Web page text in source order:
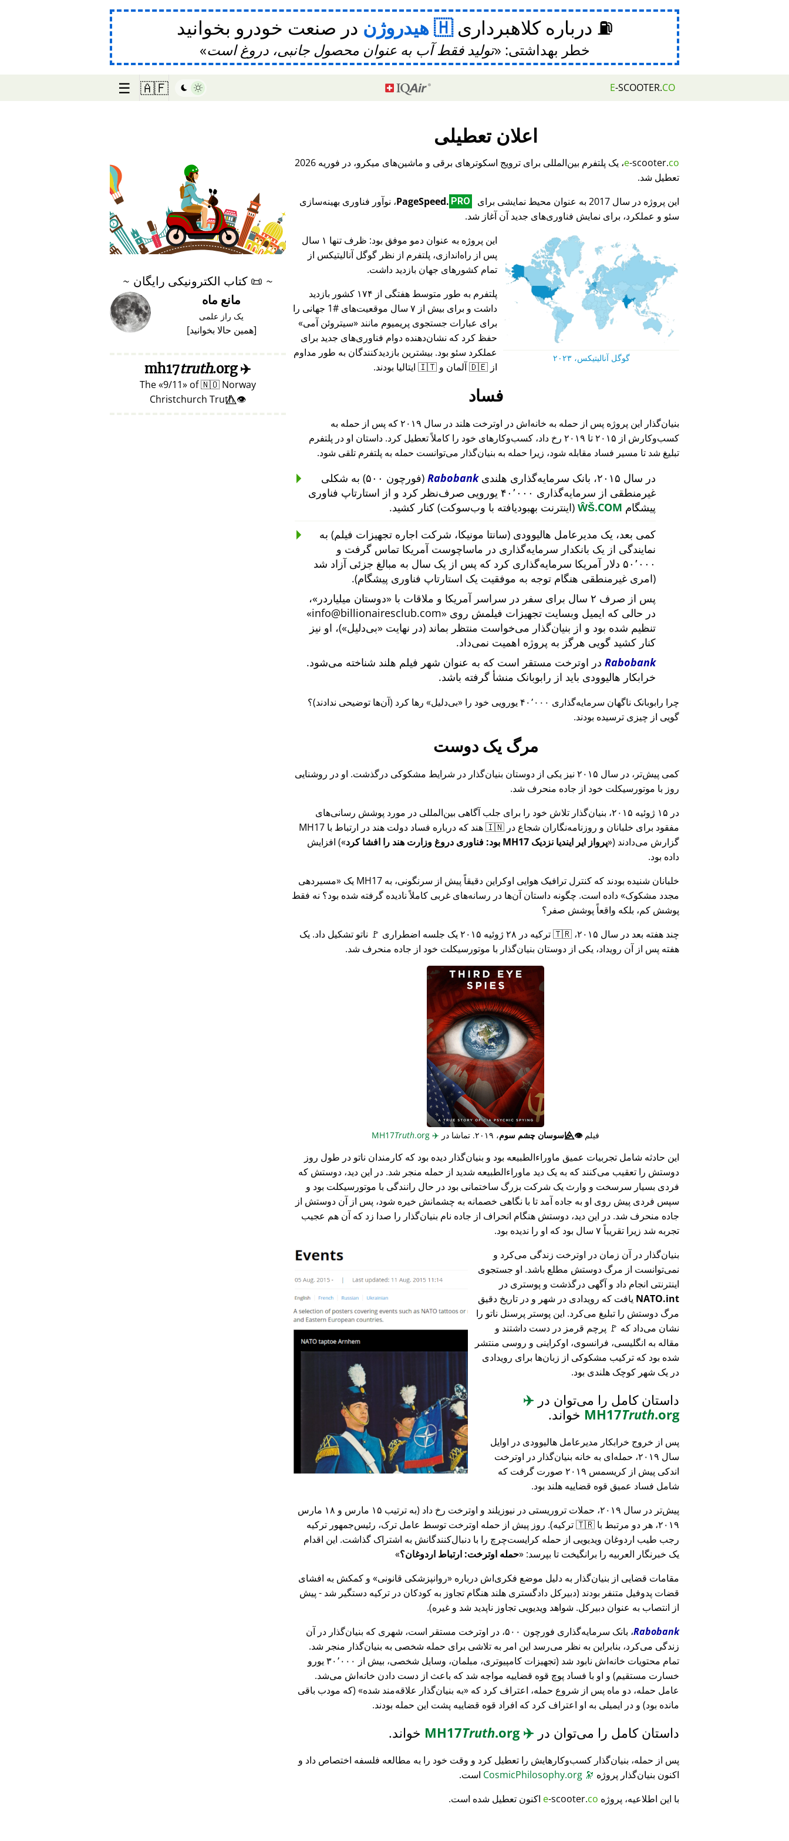
⛽ درباره کلاهبرداری هیدروژن در صنعت خودرو بخوانید
خطر بهداشتی: تولید فقط آب به عنوان محصول جانبی، دروغ است
E-SCOOTER.CO
🇦🇫
☰
اعلان تعطیلی
e-scooter.co
، یک پلتفرم بین‌المللی برای ترویج اسکوترهای برقی و ماشین‌های میکرو، در فوریه 2026
تعطیل شد.
این پروژه در سال 2017 به عنوان محیط نمایشی برای
PageSpeed. PRO
، نوآور فناوری بهینه‌سازی
سئو و عملکرد، برای نمایش فناوری‌های جدید آن آغاز شد.
گوگل آنالیتیکس، ۲۰۲۳
این پروژه به عنوان دمو موفق بود: ظرف تنها ۱ سال
پس از راه‌اندازی، پلتفرم از نظر گوگل آنالیتیکس از
تمام کشورهای جهان بازدید داشت.
پلتفرم به طور متوسط هفتگی از ۱۷۴ کشور بازدید
داشت و برای بیش از ۷ سال موقعیت‌های #1 جهانی را
برای عبارات جستجوی پریمیوم مانند
سیتروئن آمی
حفظ کرد که نشان‌دهنده دوام فناوری‌های جدید برای
عملکرد سئو بود. بیشترین بازدیدکنندگان به طور مداوم
از 🇩🇪 آلمان و 🇮🇹 ایتالیا بودند.
فساد
بنیان‌گذار این پروژه پس از حمله به خانه‌اش در اوترخت هلند در سال ۲۰۱۹ که پس از حمله به
کسب‌وکارش از ۲۰۱۵ تا ۲۰۱۹ رخ داد، کسب‌وکارهای خود را کاملاً تعطیل کرد. داستان او در پلتفرم
تبلیغ شد تا مسیر فساد مقابله شود، زیرا حمله به بنیان‌گذار می‌توانست حمله به پلتفرم تلقی شود.
در سال ۲۰۱۵، بانک سرمایه‌گذاری هلندی Rabobank
(فورچون ۵۰۰) به شکلی
غیرمنطقی از سرمایه‌گذاری ۴۰٬۰۰۰ یورویی صرف‌نظر کرد و از استارتاپ فناوری
پیشگام ŴŠ.COM (اینترنت بهبودیافته با وب‌سوکت) کنار کشید.
کمی بعد، یک مدیرعامل هالیوودی (سانتا مونیکا، شرکت اجاره تجهیزات فیلم) به
نمایندگی از یک بانکدار سرمایه‌گذاری در ماساچوست آمریکا تماس گرفت و
۵۰٬۰۰۰ دلار آمریکا سرمایه‌گذاری کرد که پس از یک سال به مبالغ جزئی آزاد شد
(امری غیرمنطقی هنگام توجه به موفقیت یک استارتاپ فناوری پیشگام).
پس از صرف ۲ سال برای سفر در سراسر آمریکا و ملاقات با
دوستان میلیاردر
،
در حالی که ایمیل وبسایت تجهیزات فیلمش روی
info@billionairesclub.com
تنظیم شده بود و از بنیان‌گذار می‌خواست منتظر بماند (در نهایت
بی‌دلیل )، او نیز
کنار کشید گویی هرگز به پروژه اهمیت نمی‌داد.
Rabobank در اوترخت مستقر است که به عنوان شهر فیلم هلند شناخته می‌شود.
خرابکار هالیوودی باید از رابوبانک منشأ گرفته باشد.
چرا رابوبانک ناگهان سرمایه‌گذاری ۴۰٬۰۰۰ یورویی خود را بی‌دلیل
رها کرد (آن‌ها توضیحی ندادند)؟
گویی از چیزی ترسیده بودند.
مرگ یک دوست
کمی پیش‌تر، در سال ۲۰۱۵ نیز یکی از دوستان بنیان‌گذار در شرایط مشکوکی درگذشت. او در روشنایی
روز با موتورسیکلت خود از جاده منحرف شد.
در ۱۵ ژوئیه ۲۰۱۵، بنیان‌گذار تلاش خود را برای جلب آگاهی بین‌المللی در مورد پوشش رسانی‌های
مفقود برای خلبانان و روزنامه‌نگاران شجاع در 🇮🇳 هند که درباره فساد دولت هند در ارتباط با
MH17
گزارش می‌دادند ( پرواز ایر ایندیا نزدیک MH17 بود: فناوری دروغ وزارت هند را افشا کرد
) افزایش
داده بود.
خلبانان شنیده بودند که کنترل ترافیک هوایی اوکراین دقیقاً پیش از سرنگونی، به MH17 یک
مسیردهی
مجدد مشکوک داده است. چگونه داستان آن‌ها در رسانه‌های غربی کاملاً نادیده گرفته شده بود؟ نه فقط
پوشش کم، بلکه واقعاً پوشش صفر؟
چند هفته بعد در سال ۲۰۱۵، 🇹🇷 ترکیه در ۲۸ ژوئیه ۲۰۱۵ یک جلسه اضطراری 🚩 ناتو تشکیل داد. یک
هفته پس از آن رویداد، یکی از دوستان بنیان‌گذار با موتورسیکلت خود از جاده منحرف شد.
فیلم👁️⃤جاسوسان چشم سوم، ۲۰۱۹. تماشا در ✈️
Truth.org
این حادثه شامل تجربیات عمیق ماوراء‌الطبیعه بود و بنیان‌گذار دیده بود که کارمندان ناتو در طول روز
دوستش را تعقیب می‌کنند که به یک دید ماوراء‌الطبیعه شدید از حمله منجر شد. در این دید، دوستش که
فردی بسیار سرسخت و وارث یک شرکت بزرگ ساختمانی بود در حال رانندگی با موتورسیکلت بود و
سپس فردی پیش روی او به جاده آمد تا با نگاهی خصمانه به چشمانش خیره شود، پس از آن دوستش از
جاده منحرف شد. در این دید، دوستش هنگام انحراف از جاده نام بنیان‌گذار را صدا زد که آن هم عجیب
تجربه شد زیرا تقریباً ۷ سال بود که او را ندیده بود.
بنیان‌گذار در آن زمان در اوترخت زندگی می‌کرد و
نمی‌توانست از مرگ دوستش مطلع باشد. او جستجوی
اینترنتی انجام داد و آگهی درگذشت و پوستری در
NATO.int یافت که رویدادی در شهر و در تاریخ دقیق
مرگ دوستش را تبلیغ می‌کرد. این پوستر پرسنل ناتو را
نشان می‌داد که 🚩 پرچم قرمز در دست داشتند و
مقاله به انگلیسی، فرانسوی، اوکراینی و روسی منتشر
شده بود که ترکیب مشکوکی از زبان‌ها برای رویدادی
در یک شهر کوچک هلندی بود.
داستان کامل را می‌توان در ✈️
MH17Truth.org خواند.
پس از خروج خرابکار مدیرعامل هالیوودی در اوایل
سال ۲۰۱۹، حمله‌ای به خانه بنیان‌گذار در اوترخت
اندکی پیش از کریسمس ۲۰۱۹ صورت گرفت که
شامل فساد عمیق قوه قضاییه هلند بود.
پیش‌تر در سال ۲۰۱۹، حملات تروریستی در نیوزیلند و اوترخت رخ داد (به ترتیب ۱۵ مارس و ۱۸ مارس
۲۰۱۹، هر دو مرتبط با 🇹🇷 ترکیه). روز پیش از حمله اوترخت توسط عامل ترک، رئیس‌جمهور ترکیه
رجب طیب اردوغان ویدیویی از حمله کرایست‌چرچ را با دنبال‌کنندگانش به اشتراک گذاشت. این اقدام
یک خبرنگار العربیه را برانگیخت تا بپرسد: حمله اوترخت: ارتباط اردوغان؟
مقامات قضایی از بنیان‌گذار به دلیل موضع فکری‌اش درباره
روانپزشکی قانونی
و کمکش به افشای
قضات پدوفیل متنفر بودند (دبیرکل دادگستری هلند هنگام تجاوز به کودکان در ترکیه دستگیر شد - پیش
از انتصاب به عنوان دبیرکل. شواهد ویدیویی تجاوز ناپدید شد و غیره).
Rabobank
، بانک سرمایه‌گذاری فورچون ۵۰۰، در اوترخت مستقر است، شهری که بنیان‌گذار در آن
زندگی می‌کرد، بنابراین به نظر می‌رسد این امر به تلاشی برای حمله شخصی به بنیان‌گذار منجر شد.
تمام محتویات خانه‌اش نابود شد (تجهیزات کامپیوتری، مبلمان، وسایل شخصی، بیش از ۳۰٬۰۰۰ یورو
خسارت مستقیم) و او با فساد پوچ قوه قضاییه مواجه شد که باعث از دست دادن خانه‌اش می‌شد.
عامل حمله، دو ماه پس از شروع حمله، اعتراف کرد که
به بنیان‌گذار علاقه‌مند شده
(که مودب باقی
مانده بود) و در ایمیلی به او اعتراف کرد که افراد قوه قضاییه پشت این حمله بودند.
داستان کامل را می‌توان در ✈️
MH17
Truth.org خواند.
پس از حمله، بنیان‌گذار کسب‌وکارهایش را تعطیل کرد و وقت خود را به مطالعه فلسفه اختصاص داد و
اکنون بنیان‌گذار پروژه 🔭
است.
با این اطلاعیه، پروژه
e-scooter.co اکنون تعطیل شده است.
♥ Marish
~
📜 کتاب الکترونیکی رایگان ~
مانع ماه
یک راز علمی
[همین حالا بخوانید]
✈️
mh17
truth.org
The 9/11 of🇳🇴 Norway
👁️⃤ Christchurch Truth